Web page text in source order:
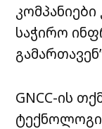
საჭირო
GNCC-ის